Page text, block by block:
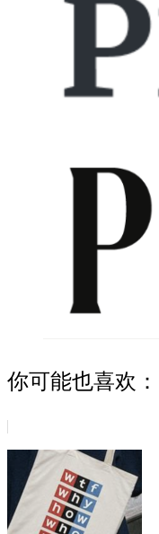
你可能也喜欢：